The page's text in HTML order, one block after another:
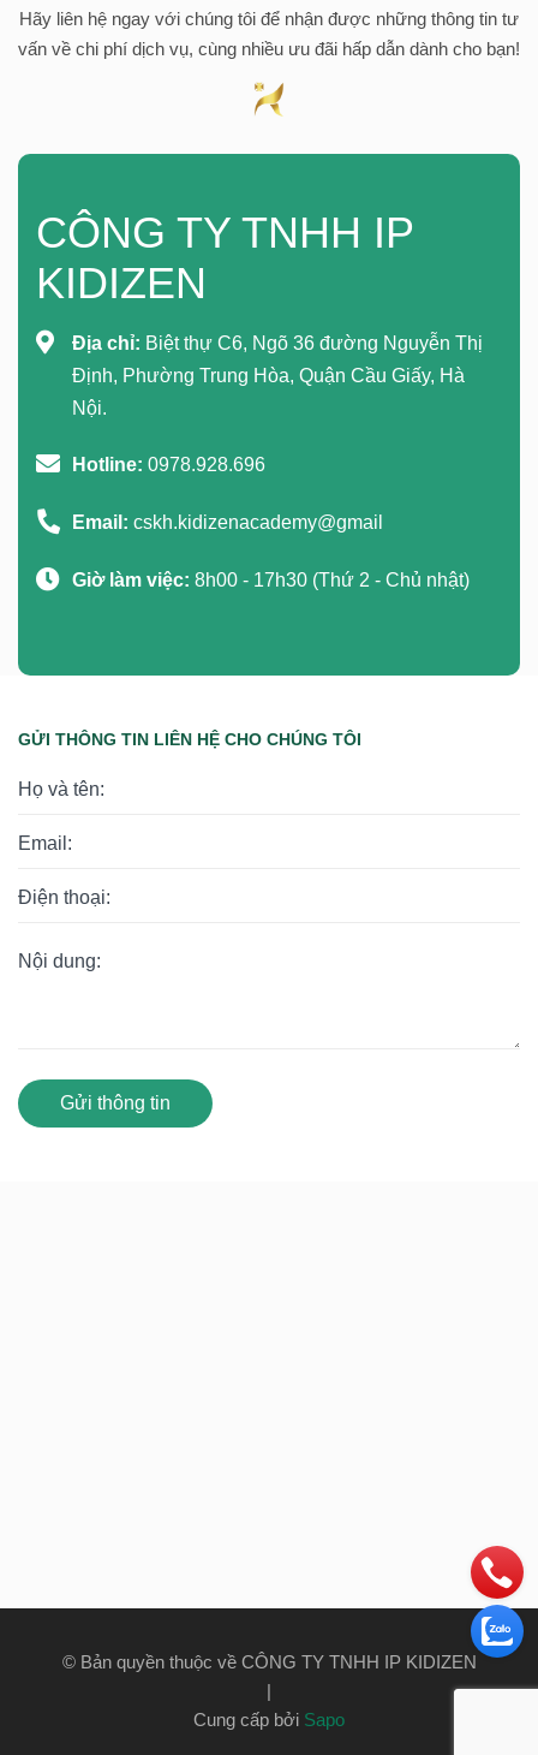
Hãy liên hệ ngay với chúng tôi để nhận được những thông tin tư
vấn về chi phí dịch vụ, cùng nhiều ưu đãi hấp dẫn dành cho bạn!
CÔNG TY TNHH IP
KIDIZEN
Địa chỉ: Biệt thự C6, Ngõ 36 đường Nguyễn Thị
Định, Phường Trung Hòa, Quận Cầu Giấy, Hà
Nội.
Hotline: 0978.928.696
Email: cskh.kidizenacademy@gmail
Giờ làm việc: 8h00 - 17h30 (Thứ 2 - Chủ nhật)
GỬI THÔNG TIN LIÊN HỆ CHO CHÚNG TÔI
Gửi thông tin
© Bản quyền thuộc về CÔNG TY TNHH IP KIDIZEN
|
Cung cấp bởi Sapo